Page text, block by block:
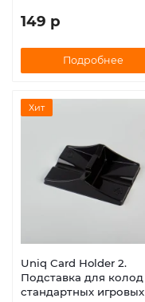
149 р
Подробнее
Хит
Uniq Card Holder 2.
Подставка для колод
стандартных игровых